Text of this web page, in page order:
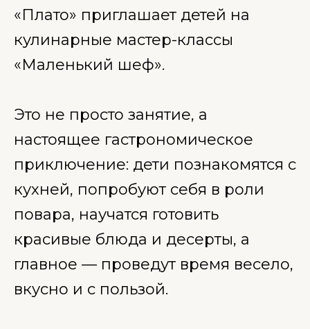
«Плато» приглашает детей на
кулинарные мастер-классы
«Маленький шеф».
Это не просто занятие, а
настоящее гастрономическое
приключение: дети познакомятся с
кухней, попробуют себя в роли
повара, научатся готовить
красивые блюда и десерты, а
главное — проведут время весело,
вкусно и с пользой.